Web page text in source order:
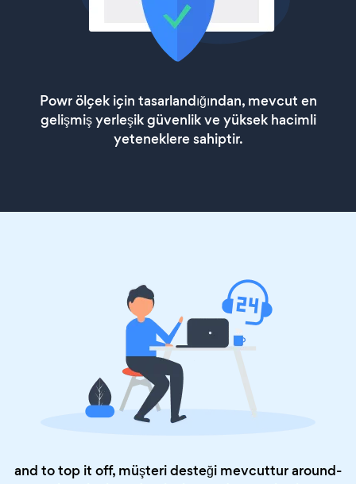
Powr ölçek için tasarlandığından, mevcut en
gelişmiş yerleşik güvenlik ve yüksek hacimli
yeteneklere sahiptir.
and to top it off, müşteri desteği mevcuttur around-